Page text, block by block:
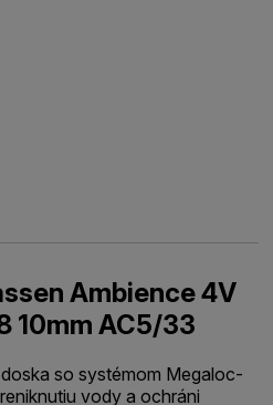
Ambience 4V
10mm AC5/33
so systémom Megaloc-
vody a ochráni